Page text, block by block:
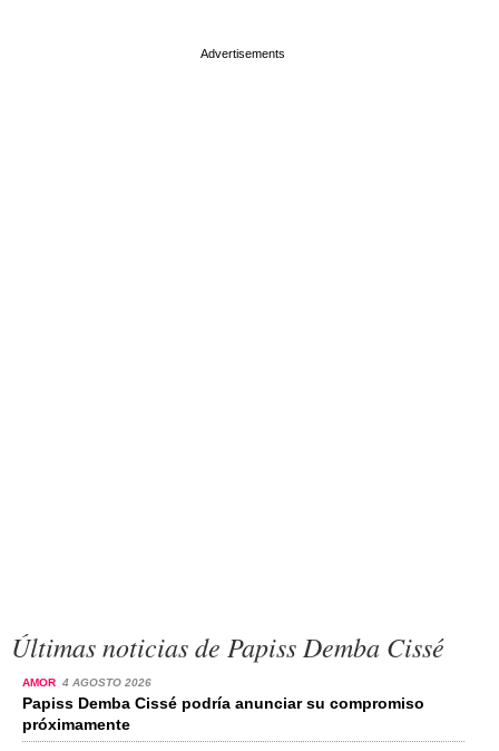
Últimas noticias de Papiss Demba Cissé
AMOR 4 AGOSTO 2026
Papiss Demba Cissé podría anunciar su compromiso
próximamente